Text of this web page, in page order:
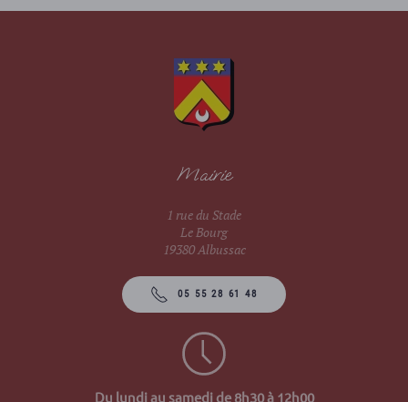
Mairie
1 rue du Stade
Le Bourg
19380 Albussac
05 55 28 61 48
Du lundi au samedi de 8h30 à 12h00